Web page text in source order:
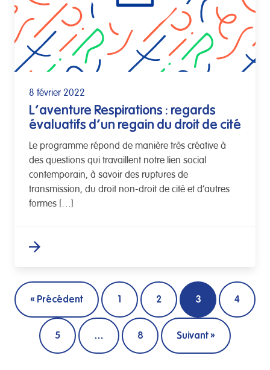
8 février 2022
L’aventure Respirations : regards
évaluatifs d’un regain du droit de cité
Le programme répond de manière très créative à
des questions qui travaillent notre lien social
contemporain, à savoir des ruptures de
transmission, du droit non-droit de cité et d’autres
formes […]
« Précédent 1 2 3 4
5 … 8 Suivant »